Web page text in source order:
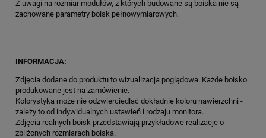
Z uwagi na rozmiar modułów, z których budowane są boiska nie są
zachowane parametry boisk pełnowymiarowych.
INFORMACJA:
Zdjęcia dodane do produktu to wizualizacja poglądowa. Każde boisko
produkowane jest na zamówienie.
Kolorystyka może nie odzwierciedlać dokładnie koloru nawierzchni -
zależy to od indywidualnych ustawień i rodzaju monitora.
Zdjęcia realnych boisk przedstawiają przykładowe realizacje o
zbliżonych rozmiarach boiska.